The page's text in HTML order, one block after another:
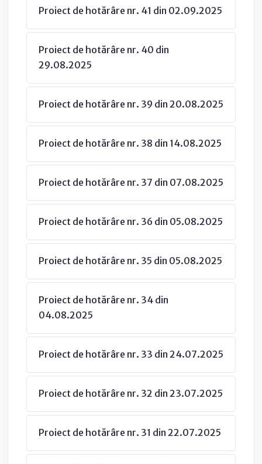
Proiect de hotărâre nr. 41 din 02.09.2025
Proiect de hotărâre nr. 40 din
29.08.2025
Proiect de hotărâre nr. 39 din 20.08.2025
Proiect de hotărâre nr. 38 din 14.08.2025
Proiect de hotărâre nr. 37 din 07.08.2025
Proiect de hotărâre nr. 36 din 05.08.2025
Proiect de hotărâre nr. 35 din 05.08.2025
Proiect de hotărâre nr. 34 din
04.08.2025
Proiect de hotărâre nr. 33 din 24.07.2025
Proiect de hotărâre nr. 32 din 23.07.2025
Proiect de hotărâre nr. 31 din 22.07.2025